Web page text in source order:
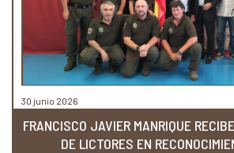
30 junio 2026
FRANCISCO JAVIER MANRIQUE
DE LICTORES EN